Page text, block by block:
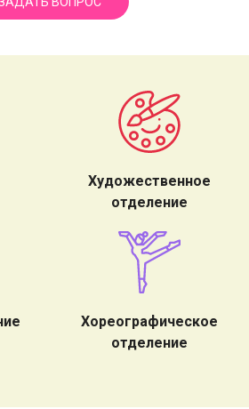
Художественное
отделение
Хореографическое
отделение